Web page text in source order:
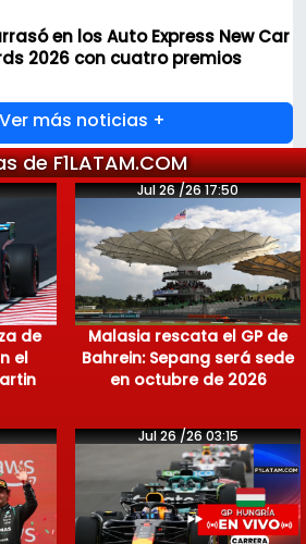
en los Auto Express New Car
2026 con cuatro premios
más noticias +
de F1LATAM.COM
de
el
Jul 26 /26 17:50
Malasia rescata el GP de
Bahrein: Sepang será sede
en octubre de 2026
Jul 26 /26 03:15